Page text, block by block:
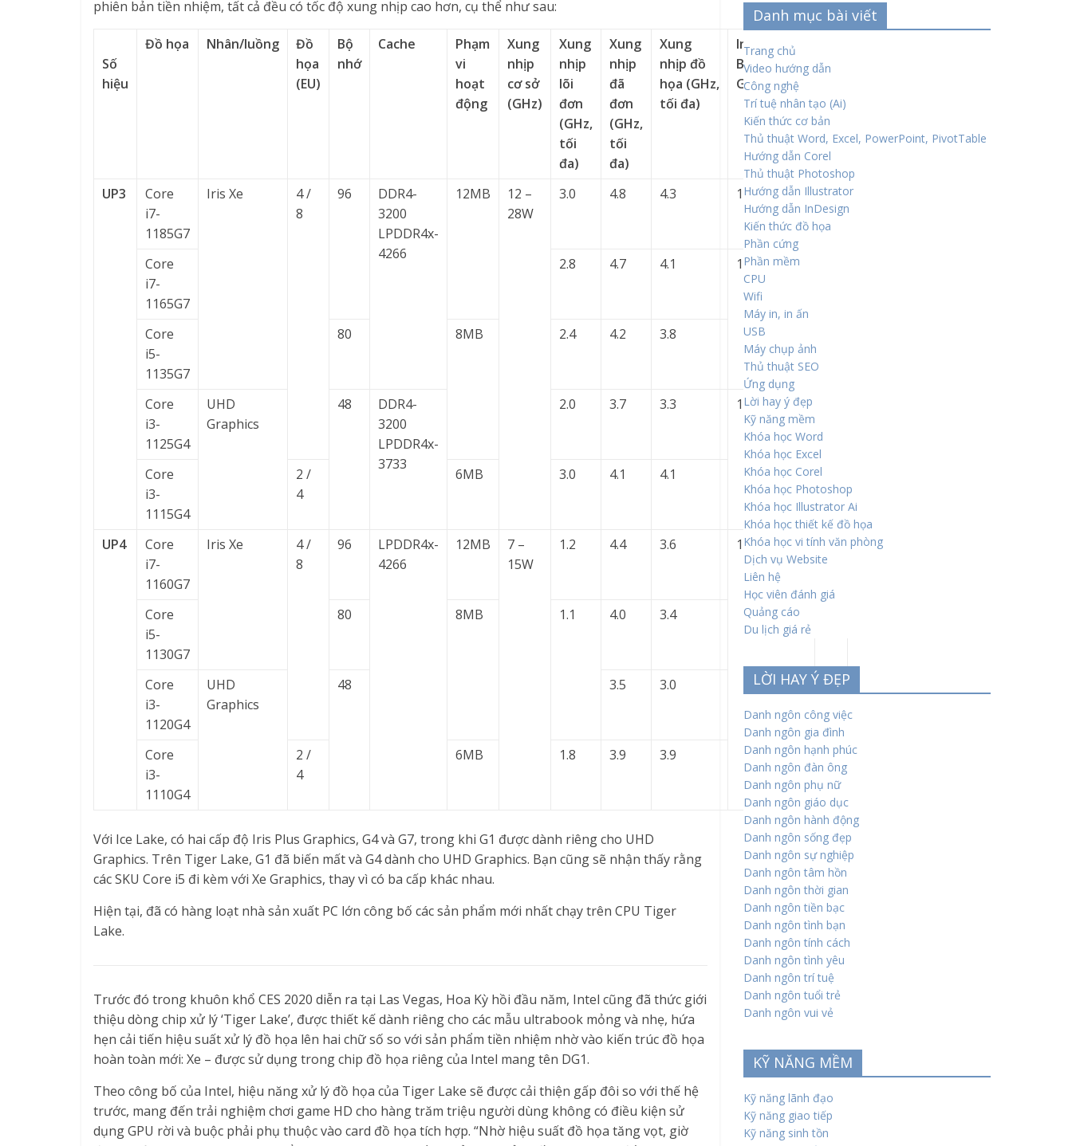
phiên bản tiền nhiệm, tất cả đều có tốc độ xung nhịp cao hơn, cụ thể như sau:
Số
hiệu
Đồ họa Nhân/luồng
Đồ
họa
(EU)
Bộ
nhớ
Cache
Phạm
vi
hoạt
động
Xung
nhịp
cơ sở
(GHz)
Xung
nhịp
lõi
đơn
(GHz,
tối
đa)
Xung
nhịp
đã
đơn
(GHz,
tối
đa)
Xung
nhịp đồ
họa (GHz,
tối đa)
Intel DL
Boost/Intel
GNA 2.0
UP3
Core
i7-
1185G7
Iris Xe
4 /
8
96
DDR4-
3200
LPDDR4x-
4266
12MB
12 –
28W
3.0 4.8 4.3 1.35 Có
Core
i7-
1165G7
2.8 4.7 4.1 1.3
Core
i5-
1135G7
80 8MB 2.4 4.2 3.8
Core
i3-
1125G4
UHD
Graphics
48
DDR4-
3200
LPDDR4x-
3733
2.0 3.7 3.3 1.25
Core
i3-
1115G4
2 /
4
6MB 3.0 4.1 4.1
UP4
Core
i7-
1160G7
Iris Xe
4 /
8
96
LPDDR4x-
4266
12MB
7 –
15W
1.2 4.4 3.6 1.1
Core
i5-
1130G7
80 8MB 1.1 4.0 3.4
Core
i3-
1120G4
UHD
Graphics
48 3.5 3.0
Core
i3-
1110G4
2 /
4
6MB 1.8 3.9 3.9
Với Ice Lake, có hai cấp độ Iris Plus Graphics, G4 và G7, trong khi G1 được dành riêng cho UHD
Graphics. Trên Tiger Lake, G1 đã biến mất và G4 dành cho UHD Graphics. Bạn cũng sẽ nhận thấy rằng
các SKU Core i5 đi kèm với Xe Graphics, thay vì có ba cấp khác nhau.
Hiện tại, đã có hàng loạt nhà sản xuất PC lớn công bố các sản phẩm mới nhất chạy trên CPU Tiger
Lake.
Trước đó trong khuôn khổ CES 2020 diễn ra tại Las Vegas, Hoa Kỳ hồi đầu năm, Intel cũng đã thức giới
thiệu dòng chip xử lý ‘Tiger Lake’, được thiết kế dành riêng cho các mẫu ultrabook mỏng và nhẹ, hứa
hẹn cải tiến hiệu suất xử lý đồ họa lên hai chữ số so với sản phẩm tiền nhiệm nhờ vào kiến trúc đồ họa
hoàn toàn mới: Xe – được sử dụng trong chip đồ họa riêng của Intel mang tên DG1.
Theo công bố của Intel, hiệu năng xử lý đồ họa của Tiger Lake sẽ được cải thiện gấp đôi so với thế hệ
trước, mang đến trải nghiệm chơi game HD cho hàng trăm triệu người dùng không có điều kiện sử
dụng GPU rời và buộc phải phụ thuộc vào card đồ họa tích hợp. “Nhờ hiệu suất đồ họa tăng vọt, giờ
Danh mục bài viết
Trang chủ
Video hướng dẫn
Công nghệ
Trí tuệ nhân tạo (Ai)
Kiến thức cơ bản
Thủ thuật Word, Excel, PowerPoint, PivotTable
Hướng dẫn Corel
Thủ thuật Photoshop
Hướng dẫn Illustrator
Hướng dẫn InDesign
Kiến thức đồ họa
Phần cứng
Phần mềm
CPU
Wifi
Máy in, in ấn
USB
Máy chụp ảnh
Thủ thuật SEO
Ứng dụng
Lời hay ý đẹp
Kỹ năng mềm
Khóa học Word
Khóa học Excel
Khóa học Corel
Khóa học Photoshop
Khóa học Illustrator Ai
Khóa học thiết kế đồ họa
Khóa học vi tính văn phòng
Dịch vụ Website
Liên hệ
Học viên đánh giá
Quảng cáo
Du lịch giá rẻ
LỜI HAY Ý ĐẸP
Danh ngôn công việc
Danh ngôn gia đình
Danh ngôn hạnh phúc
Danh ngôn đàn ông
Danh ngôn phụ nữ
Danh ngôn giáo dục
Danh ngôn hành động
Danh ngôn sống đẹp
Danh ngôn sự nghiệp
Danh ngôn tâm hồn
Danh ngôn thời gian
Danh ngôn tiền bạc
Danh ngôn tình bạn
Danh ngôn tính cách
Danh ngôn tình yêu
Danh ngôn trí tuệ
Danh ngôn tuổi trẻ
Danh ngôn vui vẻ
KỸ NĂNG MỀM
Kỹ năng lãnh đạo
Kỹ năng giao tiếp
Kỹ năng sinh tồn